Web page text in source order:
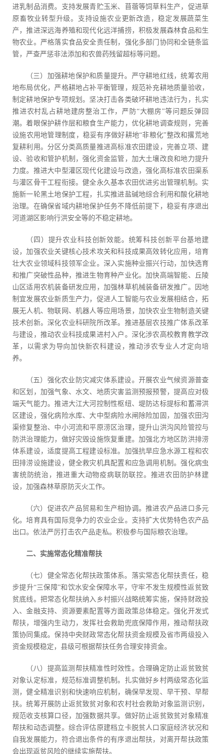
进乳制品消费。支持发展青贮玉米、苜蓿等饲草料生产，促进草
原畜牧业转型升级。支持设施农业更新改造，稳定发展蔬菜生
产，推进深远海养殖和现代化远洋捕捞，积极发展森林食品和生
物农业。严格落实食品安全责任制，强化多部门协同和全链条监
管，严查严惩非法添加和农兽药残留超标等问题。
（三）加强耕地保护和质量提升。严守耕地红线，统筹农用
地布局优化，严格耕地占补平衡管理，规范补充耕地质量验收，
制定耕地保护专项规划。坚决打击各类破坏耕地违法行为，扎实
推进农村乱占耕地建房整治工作，严防“大棚房”等问题反弹回
潮。着眼保护耕作层和粮食生产能力，优化耕地调查规则，完善
设施农用地管理制度，稳妥有序做好耕地“非粮化”整改和撂荒地
复耕利用。分区分类高质量推进高标准农田建设，完善立项、建
设、验收和管护机制，强化资金监管，加大土壤改良和地力提升
力度。推进大中型灌区现代化建设与改造，强化高标准农田渠系
与灌区骨干工程衔接。健全永久基本农田优进劣出管理机制。实
施新一轮黑土地保护工程，扎实推进盐碱地综合利用和酸化耕地
治理。在确保省域内耕地保护任务不降低前提下，稳妥有序退出
河道湖区影响行洪安全等的不稳定耕地。
（四）提升农业科技创新效能。统筹科技创新平台基地建
设，加强农业关键核心技术攻关和科技成果高效转化应用，培育
壮大农业领域科技领军企业。深入实施种业振兴行动，加快选育
和推广突破性品种，推进生物育种产业化。加快高端智能、丘陵
山区适用农机装备研发应用，加强林草机械装备研发推广。因地
制宜发展农业新质生产力，促进人工智能与农业发展相结合，拓
展无人机、物联网、机器人等应用场景，加快农业生物制造关键
技术创新。深化农业科研院所改革。推进基层农技推广体系改革
与建设，推动农业科技成果进村入户。深化涉农高校教育教学改
革，以需求为导向加快新农科建设，推动涉农专业人才定向培
养。
（五）强化农业防灾减灾体系建设。开展农业气候资源普查
和区划，加强气象、水文、地质灾害监测预报预警，提高应对极
端天气能力。推进大江大河控制性枢纽、堤防达标提标和蓄滞洪
区建设，强化病险水库、大中型病险水闸除险加固，加强农田沟
渠修复整治、中小河流和平原涝区治理，提升山洪沟风险管控与
防洪治理能力，做好灾毁设施恢复重建。加强北方地区防洪排涝
体系建设，适度提高工程建设标准。加强抗旱应急水源工程和农
田排涝设施建设，健全救灾机具配置和应急调用机制。强化病虫
害统防统治，推进重大动物疫病联防联控。推进农田防护林建
设，加强森林草原防灭火工作。
（六）促进农产品贸易和生产相协调。推进农产品进口多元
化。培育具有国际竞争力的农业企业。支持扩大优势特色农产品
出口。依法严厉打击农产品走私。积极参与国际粮农治理。
二、实施常态化精准帮扶
（七）健全常态化帮扶政策体系。落实常态化帮扶责任，稳
步提升“三保障”和饮水安全保障水平，守牢不发生规模性返贫致
贫底线。把常态化帮扶纳入乡村振兴战略统筹实施，保持财政投
入、金融支持、资源要素配置等方面政策总体稳定。强化开发式
帮扶，增强内生动力，发挥社会救助兜底保障作用，推动帮扶政
策协同集成。保持中央财政常态化帮扶资金规模及省市两级投入
资金规模稳定，县级可根据帮扶任务合理安排资金。
（八）提高监测帮扶精准性时效性。合理确定防止返贫致贫
对象认定标准，规范标准调整机制。扎实做好乡村两级常态化监
测，健全精准识别和快速响应机制，确保早发现、早干预、早帮
扶。统筹开展防止返贫致贫对象和农村社会救助对象监测识别，
规范收支核算口径，加强数据共享。做好防止返贫致贫对象精准
帮扶和动态调整。综合评估原建档立卡脱贫人口家庭经济状况和
自我发展能力，符合退出条件的有序退出帮扶，对离开帮扶政策
会出现返贫风险的继续实施帮扶。